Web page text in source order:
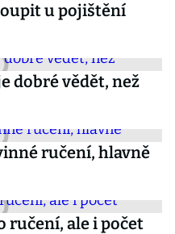
u pojištění
dobré vědět, než
ručení, hlavně
ručení, ale i počet